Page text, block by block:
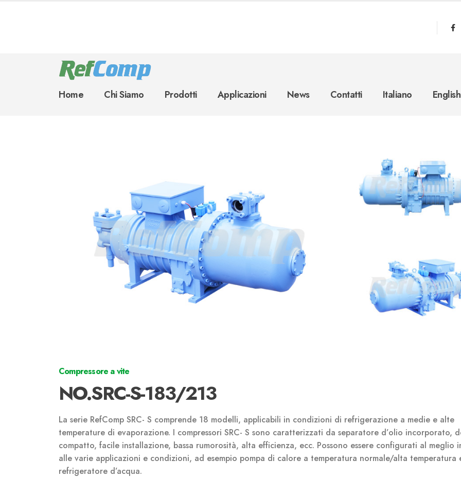
Home Chi Siamo Prodotti Applicazioni News Contatti Italiano English
Compressore a vite
NO.SRC-S-183/213
La serie RefComp SRC- S comprende 18 modelli, applicabili in condizioni di refrigerazione a medie e alte
temperature di evaporazione. I compressori SRC- S sono caratterizzati da separatore d’olio incorporato,
compatto, facile installazione, bassa rumorosità, alta efficienza, ecc. Possono essere configurati al meglio
alle varie applicazioni e condizioni, ad esempio pompa di calore a temperatura normale/alta temperatura
refrigeratore d’acqua.